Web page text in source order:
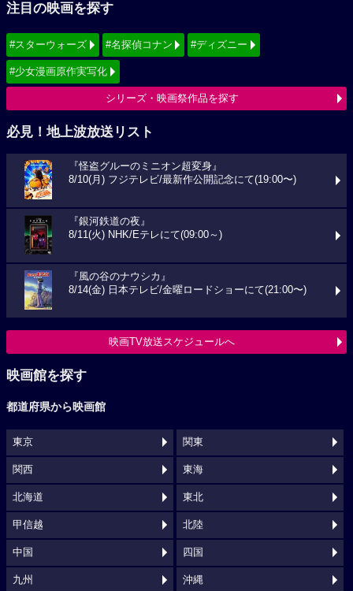
注目の映画を探す
#スターウォーズ #名探偵コナン #ディズニー
#少女漫画原作実写化
シリーズ・映画祭作品を探す
必見！地上波放送リスト
『怪盗グルーのミニオン超変身』
8/10(月) フジテレビ/最新作公開記念にて(19:00〜)
『銀河鉄道の夜』
8/11(火) NHK/Eテレにて(09:00～)
『風の谷のナウシカ』
8/14(金) 日本テレビ/金曜ロードショーにて(21:00〜)
映画TV放送スケジュールへ
映画館を探す
都道府県から映画館
東京 関東
関西 東海
北海道 東北
甲信越 北陸
中国 四国
九州 沖縄